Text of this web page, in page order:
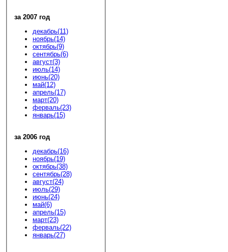
за 2007 год
декабрь(11)
ноябрь(14)
октябрь(9)
сентябрь(6)
август(3)
июль(14)
июнь(20)
май(12)
апрель(17)
март(20)
ферваль(23)
январь(15)
за 2006 год
декабрь(16)
ноябрь(19)
октябрь(38)
сентябрь(28)
август(24)
июль(29)
июнь(24)
май(6)
апрель(15)
март(23)
ферваль(22)
январь(27)